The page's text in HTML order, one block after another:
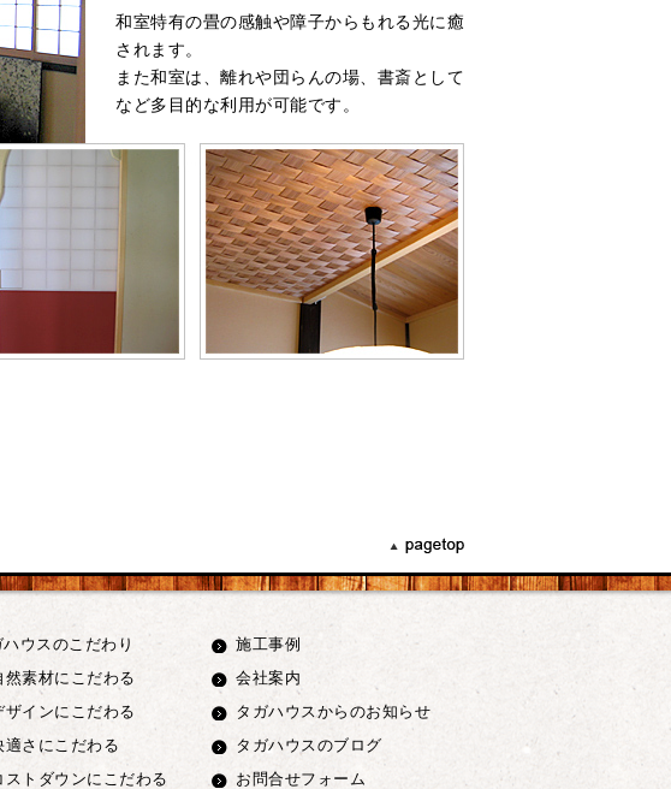
和室特有の畳の感触や障子からもれる光に癒
されます。
また和室は、離れや団らんの場、書斎として
など多目的な利用が可能です。
ハウスのこだわり
然素材にこだわる
ザインにこだわる
適さにこだわる
ストダウンにこだわる
施工事例
会社案内
タガハウスからのお知らせ
タガハウスのブログ
お問合せフォーム